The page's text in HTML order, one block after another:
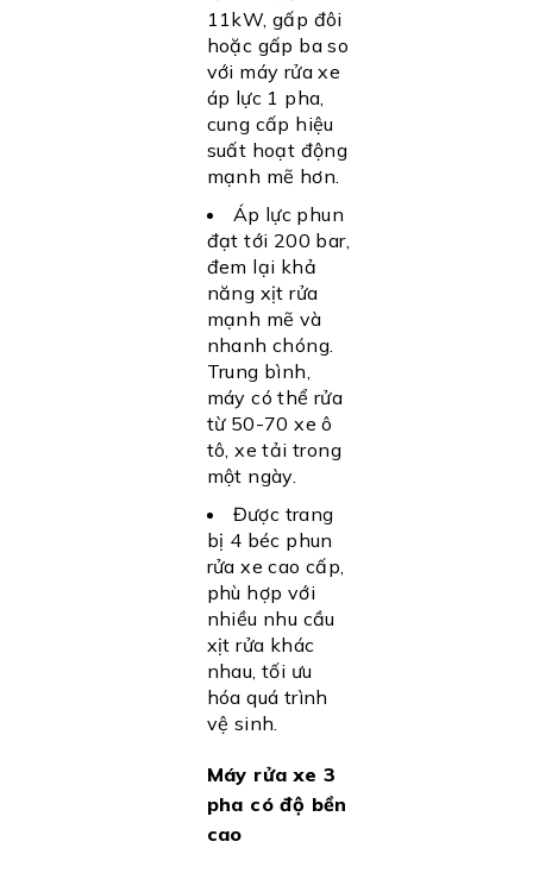
11kW, gấp đôi
hoặc gấp ba so
với máy rửa xe
áp lực 1 pha,
cung cấp hiệu
suất hoạt động
mạnh mẽ hơn.
Áp lực phun
đạt tới 200 bar,
đem lại khả
năng xịt rửa
mạnh mẽ và
nhanh chóng.
Trung bình,
máy có thể rửa
từ 50-70 xe ô
tô, xe tải trong
một ngày.
Được trang
bị 4 béc phun
rửa xe cao cấp,
phù hợp với
nhiều nhu cầu
xịt rửa khác
nhau, tối ưu
hóa quá trình
vệ sinh.
Máy rửa xe 3
pha có độ bền
cao